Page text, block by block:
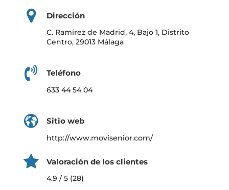
Dirección
C. Ramírez de Madrid, 4, Bajo 1, Distrito
Centro, 29013 Málaga
Teléfono
633 44 54 04
Sitio web
http://www.movisenior.com/
Valoración de los clientes
4.9 / 5 (28)